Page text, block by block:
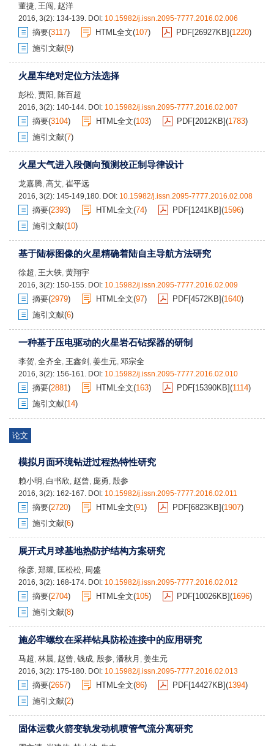
董捷, 王闯, 赵洋
2016, 3(2): 134-139. DOI: 10.15982/j.issn.2095-7777.2016.02.006
摘要(3117) HTML全文(107) PDF[26927KB](1220)
施引文献(9)
火星车绝对定位方法选择
彭松, 贾阳 , 陈百超
2016, 3(2): 140-144. DOI: 10.15982/j.issn.2095-7777.2016.02.007
摘要(3104) HTML全文(103) PDF[2012KB](1783)
施引文献(7)
火星大气进入段侧向预测校正制导律设计
龙嘉腾, 高艾, 崔平远
2016, 3(2): 145-149,180. DOI: 10.15982/j.issn.2095-7777.2016.02.008
摘要(2393) HTML全文(74) PDF[1241KB](1596)
施引文献(10)
基于陆标图像的火星精确着陆自主导航方法研究
徐超, 王大轶, 黄翔宇
2016, 3(2): 150-155. DOI: 10.15982/j.issn.2095-7777.2016.02.009
摘要(2979) HTML全文(97) PDF[4572KB](1640)
施引文献(6)
一种基于压电驱动的火星岩石钻探器的研制
李贺, 全齐全, 王鑫剑 , 姜生元, 邓宗全
2016, 3(2): 156-161. DOI: 10.15982/j.issn.2095-7777.2016.02.010
摘要(2881) HTML全文(163) PDF[15390KB](1114)
施引文献(14)
论文
模拟月面环境钻进过程热特性研究
赖小明 , 白书欣, 赵曾, 庞勇, 殷参
2016, 3(2): 162-167. DOI: 10.15982/j.issn.2095-7777.2016.02.011
摘要(2720) HTML全文(91) PDF[6823KB](1907)
施引文献(6)
展开式月球基地热防护结构方案研究
徐彦, 郑耀, 匡松松, 周盛
2016, 3(2): 168-174. DOI: 10.15982/j.issn.2095-7777.2016.02.012
摘要(2704) HTML全文(105) PDF[10026KB](1696)
施引文献(8)
施必牢螺纹在采样钻具防松连接中的应用研究
马超, 林晨, 赵曾, 钱成, 殷参, 潘秋月 , 姜生元
2016, 3(2): 175-180. DOI: 10.15982/j.issn.2095-7777.2016.02.013
摘要(2657) HTML全文(86) PDF[14427KB](1394)
施引文献(2)
固体运载火箭变轨发动机喷管气流分离研究